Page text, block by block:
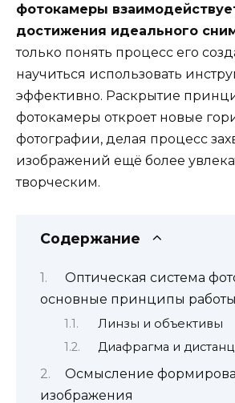
фотокамеры
достижения идеального
только понять процесс его
научиться использовать
эффективно. Раскрытие
фотокамеры откроет новые
фотографии, делая процесс
изображений ещё более
творческим.
Содержание
Оптическая система
основные принципы работы
Линзы и объективы
Диафрагма и
Осмысление
изображения